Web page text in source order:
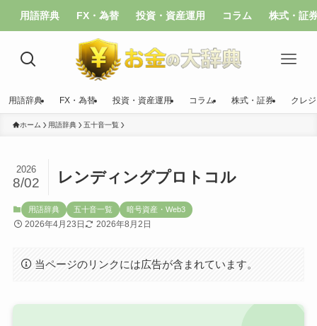
用語辞典 FX・為替 投資・資産運用 コラム 株式・証
用語辞典 FX・為替 投資・資産運用 コラム 株式・証券 クレ
ホーム 用語辞典 五十音一覧
レンディングプロトコル
2026
8/02
用語辞典 五十音一覧 暗号資産・Web3
2026年4月23日 2026年8月2日
当ページのリンクには広告が含まれています。